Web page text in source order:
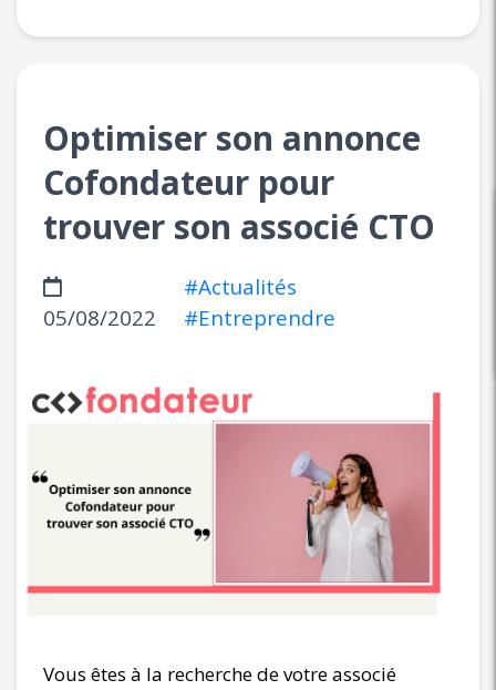
Optimiser son annonce
Cofondateur pour
trouver son associé CTO
05/08/2022
#Actualités
#Entreprendre
Vous êtes à la recherche de votre associé